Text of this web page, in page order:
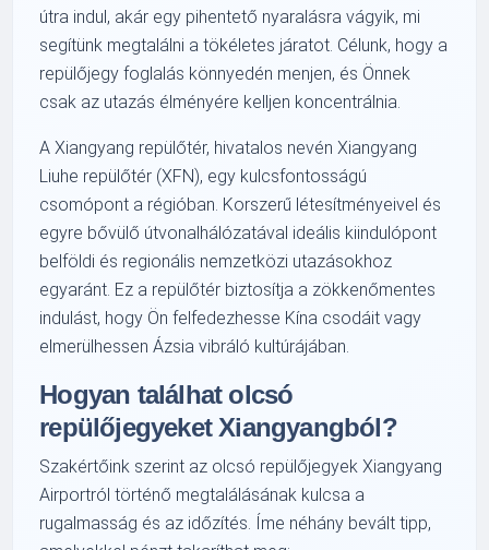
útra indul, akár egy pihentető nyaralásra vágyik, mi
segítünk megtalálni a tökéletes járatot. Célunk, hogy a
repülőjegy foglalás könnyedén menjen, és Önnek
csak az utazás élményére kelljen koncentrálnia.
AXiangyang repülőtér, hivatalos nevén Xiangyang
Liuhe repülőtér (XFN), egy kulcsfontosságú
csomópont a régióban. Korszerű létesítményeivel és
egyre bővülő útvonalhálózatával ideális kiindulópont
belföldi és regionális nemzetközi utazásokhoz
egyaránt. Ez a repülőtér biztosítja a zökkenőmentes
indulást, hogy Ön felfedezhesse Kína csodáit vagy
elmerülhessen Ázsia vibráló kultúrájában.
Hogyan találhat olcsó
repülőjegyeket Xiangyangból?
Szakértőink szerint az olcsó repülőjegyek Xiangyang
Airportról történő megtalálásának kulcsa a
rugalmasság és az időzítés. Íme néhány bevált tipp,